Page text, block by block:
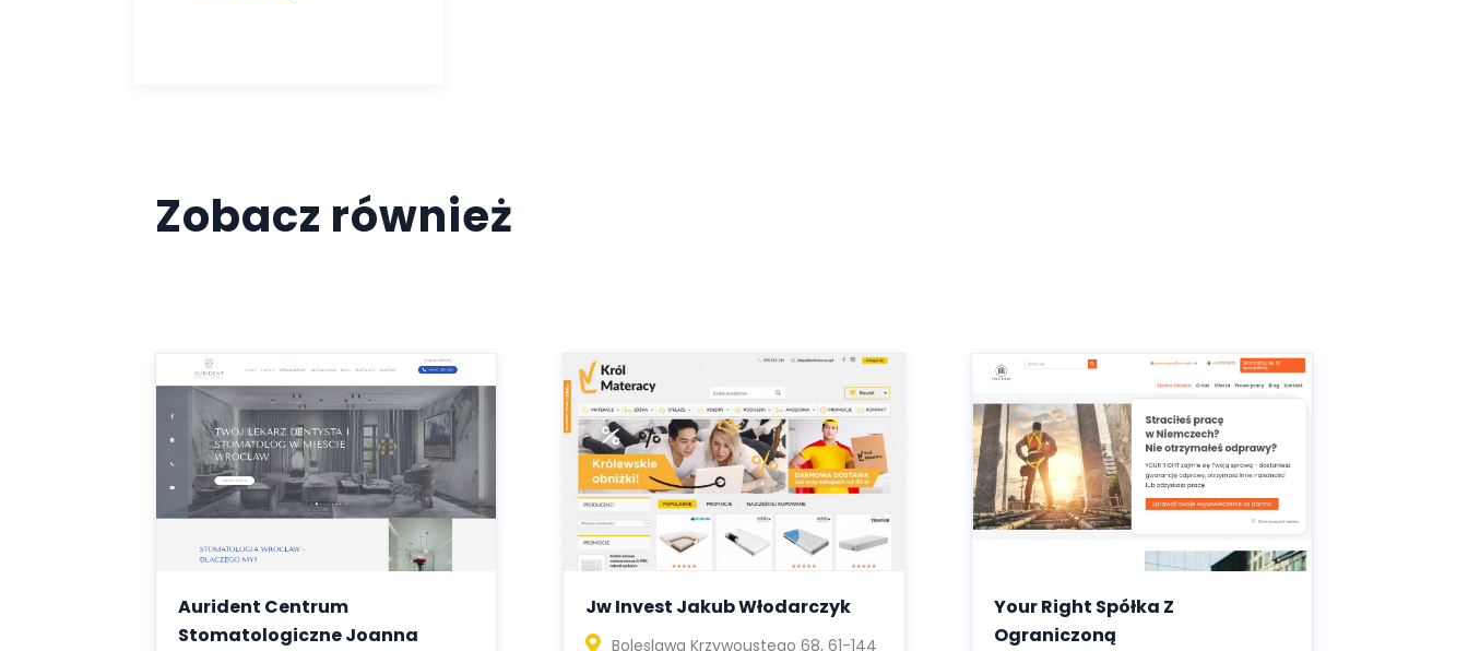
Zobacz również
Aurident Centrum
Stomatologiczne Joanna
Jw Invest Jakub Włodarczyk
Boleslawa Krzywoustego 68, 61-144
Your Right Spółka Z
Ograniczoną